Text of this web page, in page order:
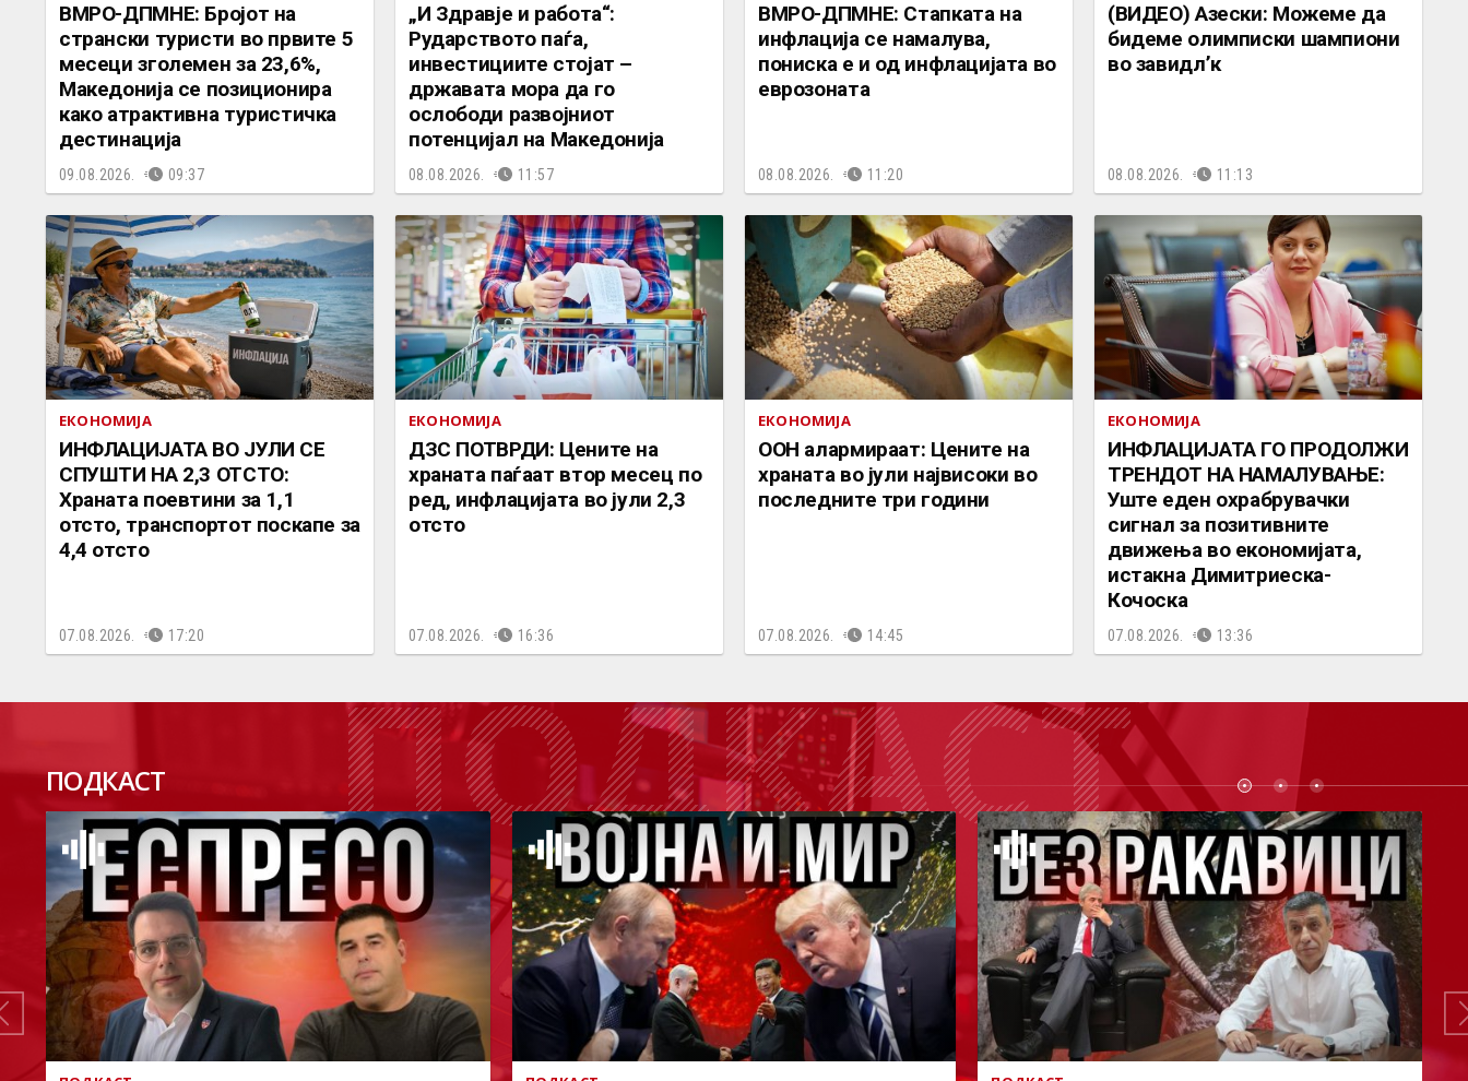
ВМРО-ДПМНЕ: Бројот на
странски туристи во првите 5
месеци зголемен за 23,6%,
Македонија се позиционира
како атрактивна туристичка
дестинација
09.08.2026. 09:37
„И Здравје и работа“:
Рударството паѓа,
инвестициите стојат –
државата мора да го
ослободи развојниот
потенцијал на Македонија
08.08.2026. 11:57
ВМРО-ДПМНЕ: Стапката на
инфлација се намалува,
пониска е и од инфлацијата во
еврозоната
08.08.2026. 11:20
(ВИДЕО) Азески: Можеме да
бидеме олимписки шампиони
во завидл’к
08.08.2026. 11:13
ЕКОНОМИЈА
ИНФЛАЦИЈАТА ВО ЈУЛИ СЕ
СПУШТИ НА 2,3 ОТСТО:
Храната поевтини за 1,1
отсто, транспортот поскапе за
4,4 отсто
07.08.2026. 17:20
ЕКОНОМИЈА
ДЗС ПОТВРДИ: Цените на
храната паѓаат втор месец по
ред, инфлацијата во јули 2,3
отсто
07.08.2026. 16:36
ЕКОНОМИЈА
ООН алармираат: Цените на
храната во јули највисоки во
последните три години
07.08.2026. 14:45
ЕКОНОМИЈА
ИНФЛАЦИЈАТА ГО ПРОДОЛЖИ
ТРЕНДОТ НА НАМАЛУВАЊЕ:
Уште еден охрабрувачки
сигнал за позитивните
движења во економијата,
истакна Димитриеска-
Кочоска
07.08.2026. 13:36
ПОДКАСТ ПОДКАСТ